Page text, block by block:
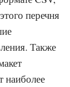
перечня
Также
наиболее